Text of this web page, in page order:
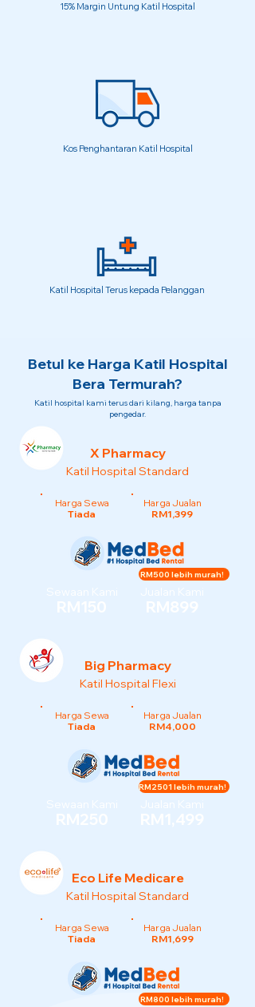
15% Margin Untung Katil Hospital
Kos Penghantaran Katil Hospital
Katil Hospital Terus kepada Pelanggan
Betul ke Harga Katil Hospital
Bera Termurah?
Katil hospital kami terus dari kilang, harga tanpa
pengedar.
X Pharmacy
Katil Hospital Standard
Harga Sewa
Tiada
Harga Jualan
RM1,399
Sewaan Kami
RM150
Jualan Kami
RM899
RM500 lebih murah!
Big Pharmacy
Katil Hospital Flexi
Harga Sewa
Tiada
Harga Jualan
RM4,000
Sewaan Kami
RM250
Jualan Kami
RM1,499
RM2501 lebih murah!
Eco Life Medicare
Katil Hospital Standard
Harga Sewa
Tiada
Harga Jualan
RM1,699
RM800 lebih murah!